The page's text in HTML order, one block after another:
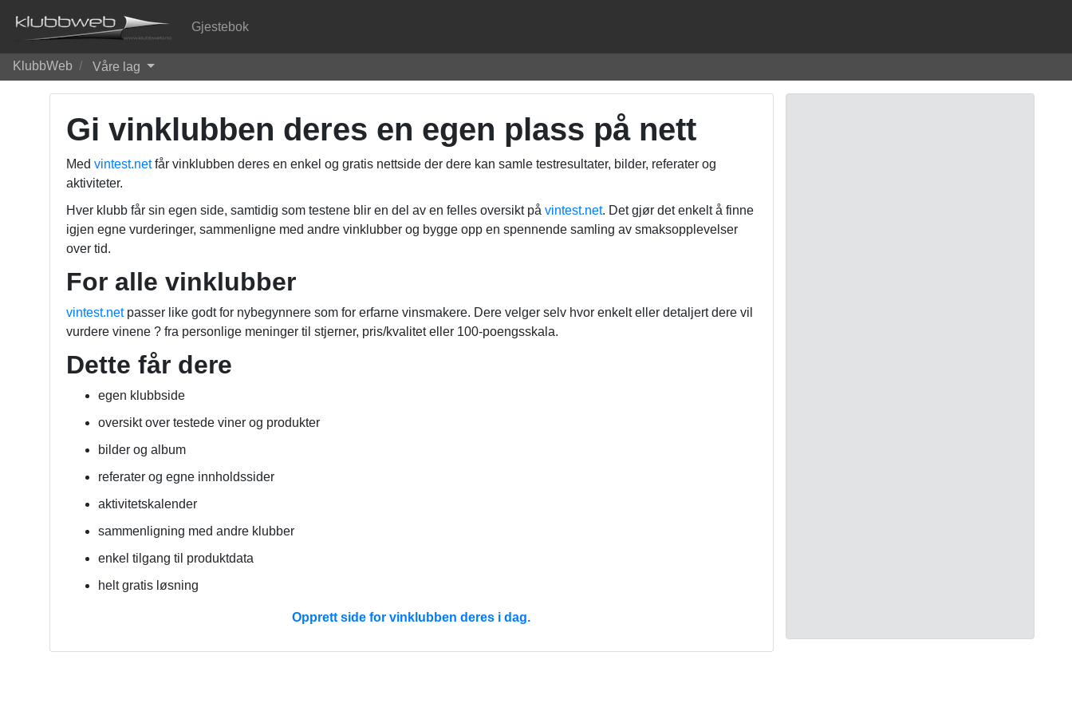
Gjestebok
KlubbWeb Våre lag
Gi vinklubben deres en egen plass på nett
Med vintest.netfår vinklubben deres en enkel og gratis nettside der dere kan samle testresultater, bilder, referater og
aktiviteter.
Hver klubb får sin egen side, samtidig som testene blir en del av en felles oversikt på vintest.net. Det gjør det enkelt å finne
igjen egne vurderinger, sammenligne med andre vinklubber og bygge opp en spennende samling av smaksopplevelser
over tid.
For alle vinklubber
vintest.netpasser like godt for nybegynnere som for erfarne vinsmakere. Dere velger selv hvor enkelt eller detaljert dere vil
vurdere vinene ? fra personlige meninger til stjerner, pris/kvalitet eller 100-poengsskala.
Dette får dere
egen klubbside
oversikt over testede viner og produkter
bilder og album
referater og egne innholdssider
aktivitetskalender
sammenligning med andre klubber
enkel tilgang til produktdata
helt gratis løsning
Opprett side for vinklubben deres i dag.